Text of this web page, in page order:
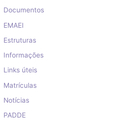
Documentos
EMAEI
Estruturas
Informações
Links úteis
Matrículas
Notícias
PADDE